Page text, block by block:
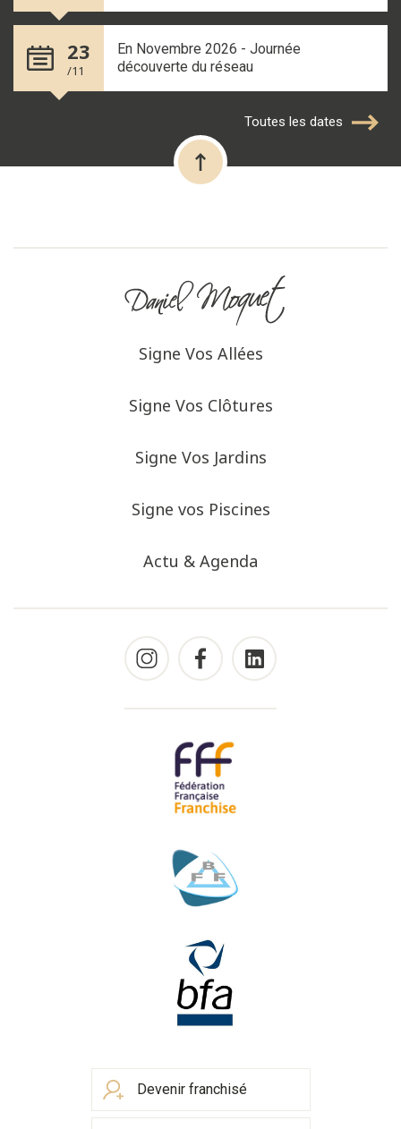
23
/11
En Novembre 2026 - Journée
découverte du réseau
Toutes les dates
Signe Vos Allées
Signe Vos Clôtures
Signe Vos Jardins
Signe vos Piscines
Actu & Agenda
Devenir franchisé